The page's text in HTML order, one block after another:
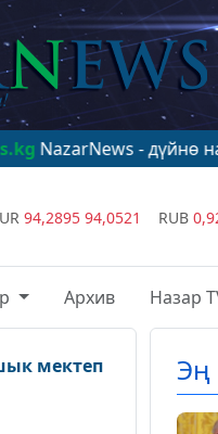
- дүйнө назарында!
94,2895 94,0521 RUB
Архив Назар
мектеп
Эң